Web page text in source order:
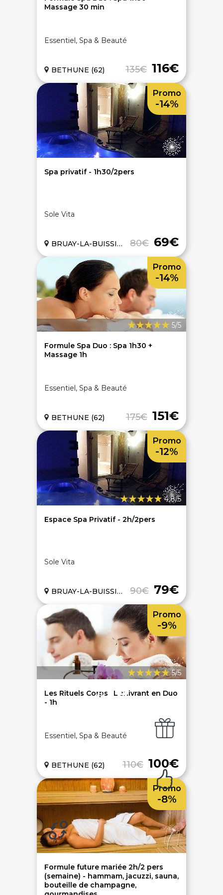
Massage 30 min
Essentiel, Spa & Beauté
135€ 116€
BETHUNE (62)
Spa privatif - 1h30/2pers
Sole Vita
80€ 69€
BRUAY-LA-BUISSIERE (62)
Promo
-14%
5/5
Formule Spa Duo : Spa 1h30 +
Massage 1h
Essentiel, Spa & Beauté
175€ 151€
BETHUNE (62)
Promo
-14%
4,8/5
Espace Spa Privatif - 2h/2pers
Sole Vita
90€ 79€
BRUAY-LA-BUISSIERE (62)
Promo
-12%
5/5
Les Rituels Corps : L’enivrant en Duo
- 1h
Essentiel, Spa & Beauté
110€ 100€
BETHUNE (62)
Promo
-9%
Formule future mariée 2h/2 pers
(semaine) - hammam, jacuzzi, sauna,
bouteille de champagne,
Promo
-8%
On discute ?
SERVICE CLIENTS LeBienEtre.fr
Notre service client est ouvert du lundi au vendredi
de 9h à 12h30 et de 14h à 18h
DEVENIR PARTENAIRE
Proposer mon établissement
Témoignages partenaires
RECRUTEMENT
Ouvrir une agence LeBienEtre.fr
Livraison gratuite 94% de satisfaits
Échange 1 an
LIENS UTILES